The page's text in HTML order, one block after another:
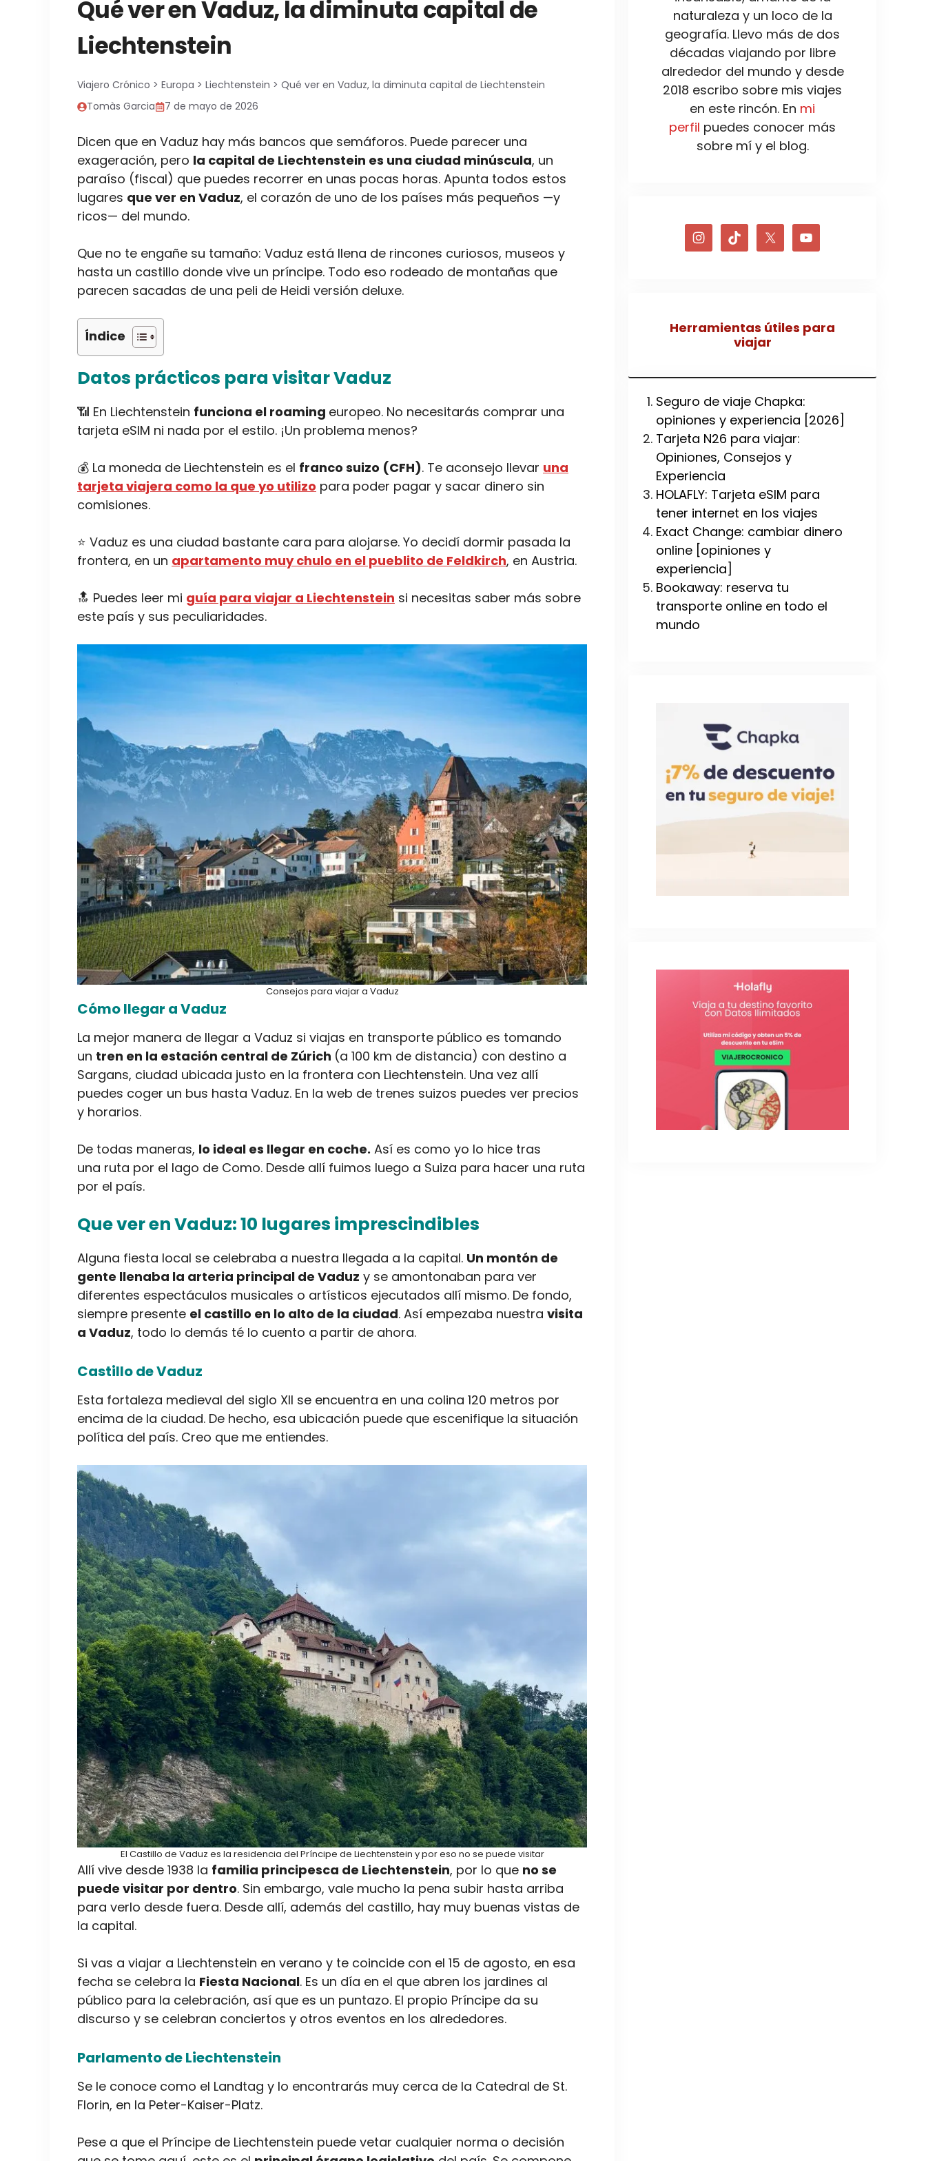
Qué ver en Vaduz, la diminuta capital de
Liechtenstein
Viajero Crónico > Europa > Liechtenstein > Qué ver en Vaduz, la diminuta capital de Liechtenstein
Tomàs Garcia
7 de mayo de 2026
Dicen que en Vaduz hay más bancos que semáforos. Puede parecer una
exageración, pero la capital de Liechtenstein es una ciudad minúscula, un
paraíso (fiscal) que puedes recorrer en unas pocas horas. Apunta todos estos
lugares que ver en Vaduz, el corazón de uno de los países más pequeños —y
ricos— del mundo.
Que no te engañe su tamaño: Vaduz está llena de rincones curiosos, museos y
hasta un castillo donde vive un príncipe. Todo eso rodeado de montañas que
parecen sacadas de una peli de Heidi versión deluxe.
Índice
Datos prácticos para visitar Vaduz
📶 En Liechtenstein funciona el roaming europeo. No necesitarás comprar una
tarjeta eSIM ni nada por el estilo. ¡Un problema menos?
💰 La moneda de Liechtenstein es el franco suizo (CFH). Te aconsejo llevar una
tarjeta viajera como la que yo utilizo para poder pagar y sacar dinero sin
comisiones.
⭐ Vaduz es una ciudad bastante cara para alojarse. Yo decidí dormir pasada la
frontera, en un apartamento muy chulo en el pueblito de Feldkirch, en Austria.
🔝 Puedes leer mi guía para viajar a Liechtenstein si necesitas saber más sobre
este país y sus peculiaridades.
Consejos para viajar a Vaduz
Cómo llegar a Vaduz
La mejor manera de llegar a Vaduz si viajas en transporte público es tomando
un tren en la estación central de Zúrich (a 100 km de distancia) con destino a
Sargans, ciudad ubicada justo en la frontera con Liechtenstein. Una vez allí
puedes coger un bus hasta Vaduz. En la web de trenes suizos puedes ver precios
y horarios.
De todas maneras, lo ideal es llegar en coche. Así es como yo lo hice tras
una ruta por el lago de Como. Desde allí fuimos luego a Suiza para hacer una ruta
por el país.
Que ver en Vaduz: 10 lugares imprescindibles
Alguna fiesta local se celebraba a nuestra llegada a la capital. Un montón de
gente llenaba la arteria principal de Vaduz y se amontonaban para ver
diferentes espectáculos musicales o artísticos ejecutados allí mismo. De fondo,
siempre presente el castillo en lo alto de la ciudad. Así empezaba nuestra visita
a Vaduz, todo lo demás té lo cuento a partir de ahora.
Castillo de Vaduz
Esta fortaleza medieval del siglo XII se encuentra en una colina 120 metros por
encima de la ciudad. De hecho, esa ubicación puede que escenifique la situación
política del país. Creo que me entiendes.
El Castillo de Vaduz es la residencia del Príncipe de Liechtenstein y por eso no se puede visitar
Allí vive desde 1938 la familia principesca de Liechtenstein, por lo que no se
puede visitar por dentro. Sin embargo, vale mucho la pena subir hasta arriba
para verlo desde fuera. Desde allí, además del castillo, hay muy buenas vistas de
la capital.
Si vas a viajar a Liechtenstein en verano y te coincide con el 15 de agosto, en esa
fecha se celebra la Fiesta Nacional. Es un día en el que abren los jardines al
público para la celebración, así que es un puntazo. El propio Príncipe da su
discurso y se celebran conciertos y otros eventos en los alrededores.
Parlamento de Liechtenstein
Se le conoce como el Landtag y lo encontrarás muy cerca de la Catedral de St.
Florin, en la Peter-Kaiser-Platz.
Pese a que el Príncipe de Liechtenstein puede vetar cualquier norma o decisión
naturaleza y un loco de la
geografía. Llevo más de dos
décadas viajando por libre
alrededor del mundo y desde
2018 escribo sobre mis viajes
en este rincón. En mi
perfil puedes conocer más
sobre mí y el blog.
Herramientas útiles para
viajar
Seguro de viaje Chapka:
opiniones y experiencia [2026]
Tarjeta N26 para viajar:
Opiniones, Consejos y
Experiencia
HOLAFLY: Tarjeta eSIM para
tener internet en los viajes
Exact Change: cambiar dinero
online [opiniones y
experiencia]
Bookaway: reserva tu
transporte online en todo el
mundo